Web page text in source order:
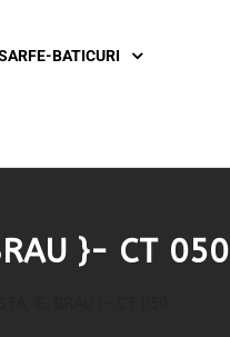
BATICURI
}- CT 050